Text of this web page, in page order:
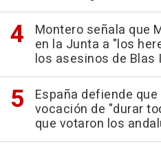
Montero señala que
en la Junta a "los
los asesinos de Blas
España defiende
vocación de "durar
que votaron los